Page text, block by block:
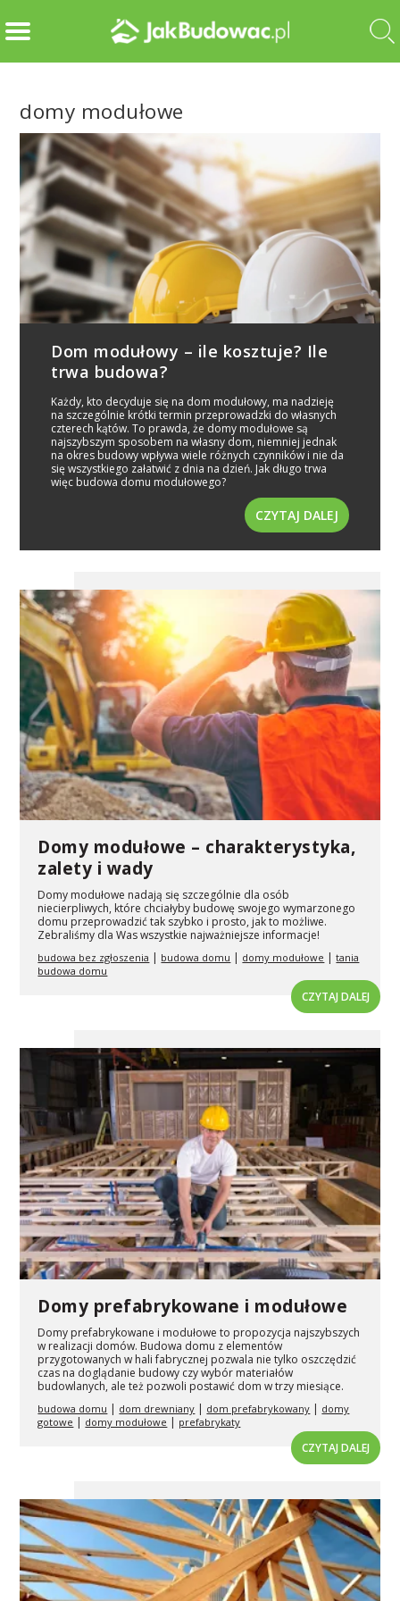
domy modułowe
Dom modułowy – ile kosztuje? Ile
trwa budowa?
Każdy, kto decyduje się na dom modułowy, ma nadzieję
na szczególnie krótki termin przeprowadzki do własnych
czterech kątów. To prawda, że domy modułowe są
najszybszym sposobem na własny dom, niemniej jednak
na okres budowy wpływa wiele różnych czynników i nie da
się wszystkiego załatwić z dnia na dzień. Jak długo trwa
więc budowa domu modułowego?
CZYTAJ DALEJ
Domy modułowe – charakterystyka,
zalety i wady
Domy modułowe nadają się szczególnie dla osób
niecierpliwych, które chciałyby budowę swojego wymarzonego
domu przeprowadzić tak szybko i prosto, jak to możliwe.
Zebraliśmy dla Was wszystkie najważniejsze informacje!
budowa bez zgłoszenia budowa domu domy modułowe |tania
budowa domu
CZYTAJ DALEJ
Domy prefabrykowane i modułowe
Domy prefabrykowane i modułowe to propozycja najszybszych
w realizacji domów. Budowa domu z elementów
przygotowanych w hali fabrycznej pozwala nie tylko oszczędzić
czas na doglądanie budowy czy wybór materiałów
budowlanych, ale też pozwoli postawić dom w trzy miesiące.
budowa domu | dom drewniany | dom prefabrykowany | domy
gotowe | domy modułowe | prefabrykaty
CZYTAJ DALEJ